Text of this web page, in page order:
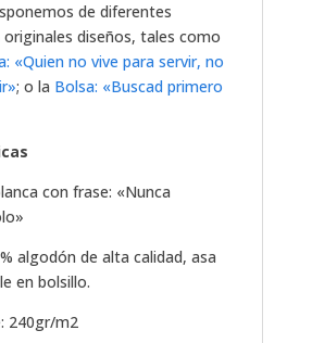
de diferentes
diseños, tales como
«Quien no vive para servir, no
; o la Bolsa: «Buscad primero
con frase: «Nunca
algodón de alta calidad, asa
en bolsillo.
240gr/m2